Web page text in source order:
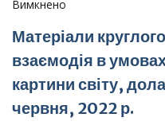
31.03.2023-
02.04.2023
Вимкнено
круглого
столу
–
«Нове
покоління
українського
Матеріали
взаємодія в
картини світу,
червня, 2022 р.